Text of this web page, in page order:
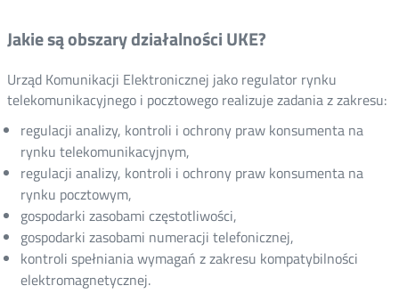
Jakie są obszary działalności UKE?
Urząd Komunikacji Elektronicznej jako regulator rynku
telekomunikacyjnego i pocztowego realizuje zadania z zakresu:
regulacji analizy, kontroli i ochrony praw konsumenta na
rynku telekomunikacyjnym,
regulacji analizy, kontroli i ochrony praw konsumenta na
rynku pocztowym,
gospodarki zasobami częstotliwości,
gospodarki zasobami numeracji telefonicznej,
kontroli spełniania wymagań z zakresu kompatybilności
elektromagnetycznej.